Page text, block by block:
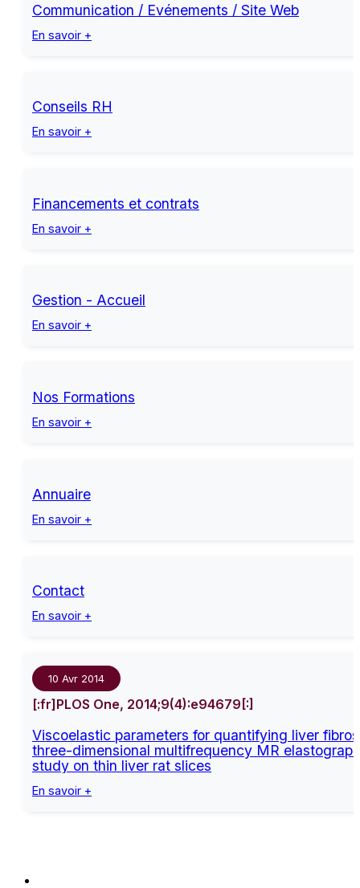
Communication / Evénements / Site Web
En savoir +
Conseils RH
En savoir +
Financements et contrats
En savoir +
Gestion - Accueil
En savoir +
Nos Formations
En savoir +
Annuaire
En savoir +
Contact
En savoir +
10 Avr 2014
[:fr]PLOS One, 2014;9(4):e94679[:]
Viscoelastic parameters for quantifying liver
three-dimensional multifrequency MR
study on thin liver rat slices
En savoir +